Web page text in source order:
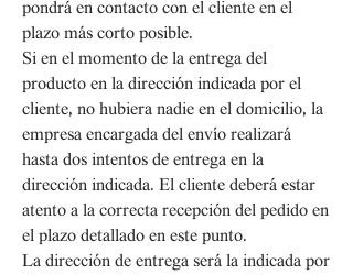
pondrá en contacto con el cliente en el
plazo más corto posible.
Si en el momento de la entrega del
producto en la dirección indicada por el
cliente, no hubiera nadie en el domicilio, la
empresa encargada del envío realizará
hasta dos intentos de entrega en la
dirección indicada. El cliente deberá estar
atento a la correcta recepción del pedido en
el plazo detallado en este punto.
La dirección de entrega será la indicada por